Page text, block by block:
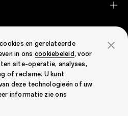
en gerelateerde
in ons cookiebeleid, voor
site-operatie, analyses,
of reclame. U kunt
deze technologieën of uw
informatie zie ons